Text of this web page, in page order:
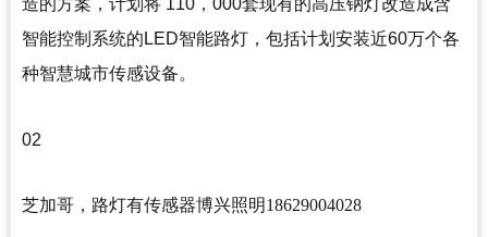
智能控制系统的LED智能路灯，包括计划安装近60万个各
种智慧城市传感设备。
02
芝加哥，路灯有传感器博兴照明18629004028